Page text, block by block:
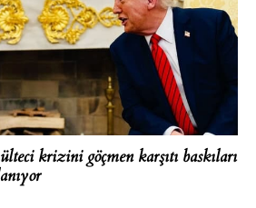
krizini göçmen karşıtı baskıları